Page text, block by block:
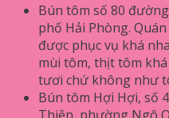
Bún tôm số 80
phố Hải Phòng.
được phục vụ khá
mùi tôm, thịt tôm
tươi chứ không như
Bún tôm Hợi Hợi, số